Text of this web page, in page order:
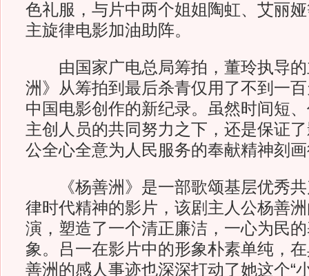
色礼服，与片中两个姐姐陶虹、艾丽
主旋律电影加油助阵。
由国家广电总局筹拍，董玲执导的
洲》从筹拍到最后杀青仅用了不到一
中国电影创作的新纪录。虽然时间短
主创人员的共同努力之下，还是保证
公全心全意为人民服务的奉献精神刻
《杨善洲》是一部歌颂基层优秀共
律时代精神的影片，该剧主人公杨善
演，塑造了一个清正廉洁，一心为民
象。吕一在影片中的形象朴素单纯，
善洲的感人事迹也深深打动了她这个“